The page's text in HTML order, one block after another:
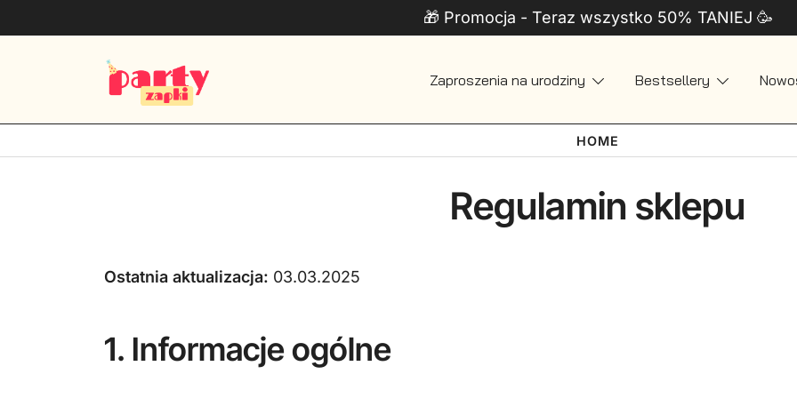
🎁 Promocja - Teraz wszystko 50% TANIEJ 🥳
PartyZAPKI
Zaproszenia na urodziny do druku PDF + Telefon
Zaproszenia na urodziny Bestsellery
HOME
Regulamin sklepu
Ostatnia aktualizacja: 03.03.2025
1. Informacje ogólne